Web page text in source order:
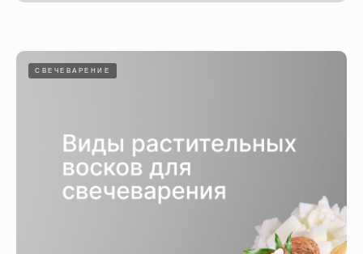
СВЕЧЕВАРЕНИЕ